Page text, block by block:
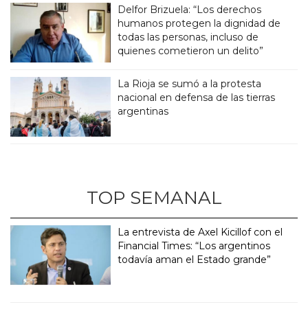
Delfor Brizuela: “Los derechos
humanos protegen la dignidad de
todas las personas, incluso de
quienes cometieron un delito”
La Rioja se sumó a la protesta
nacional en defensa de las tierras
argentinas
TOP SEMANAL
La entrevista de Axel Kicillof con el
Financial Times: “Los argentinos
todavía aman el Estado grande”